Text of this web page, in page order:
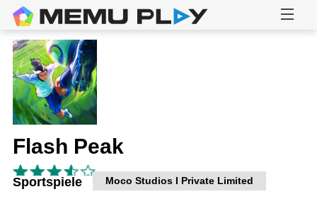
Flash Peak
Sportspiele Moco Studios I Private Limited